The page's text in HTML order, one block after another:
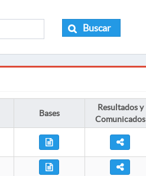
Buscar
Bases
Resultados y
Comunicados